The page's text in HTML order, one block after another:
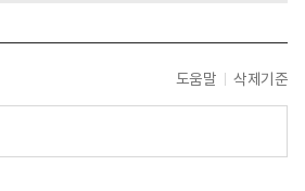
도움말 삭제기준